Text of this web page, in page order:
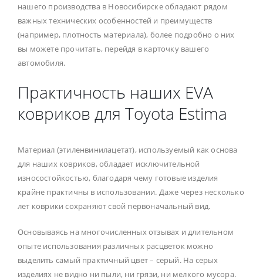
нашего производства в Новосибирске обладают рядом
важных технических особенностей и преимуществ
(например, плотность материала), более подробно о них
вы можете прочитать, перейдя в карточку вашего
автомобиля.
Практичность наших EVA
ковриков для Toyota Estima
Материал (этиленвинилацетат), используемый как основа
для наших ковриков, обладает исключительной
износостойкостью, благодаря чему готовые изделия
крайне практичны в использовании. Даже через несколько
лет коврики сохраняют свой первоначальный вид.
Основываясь на многочисленных отзывах и длительном
опыте использования различных расцветок можно
выделить самый практичный цвет – серый. На серых
изделиях не видно ни пыли, ни грязи, ни мелкого мусора.